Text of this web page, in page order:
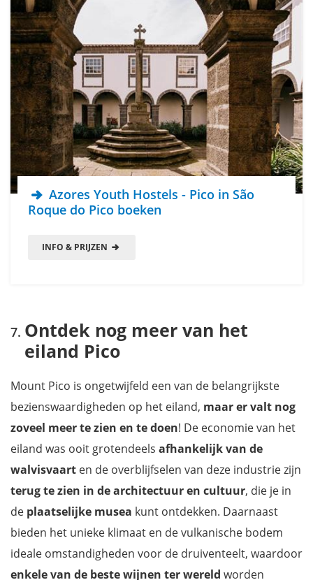
Azores Youth Hostels - Pico in São
Roque do Pico boeken
INFO & PRIJZEN
Ontdek nog meer van het
eiland Pico
Mount Pico is ongetwijfeld een van de belangrijkste
bezienswaardigheden op het eiland, maar er valt nog
zoveel meer te zien en te doen! De economie van het
eiland was ooit grotendeels afhankelijk van de
walvisvaart en de overblijfselen van deze industrie zijn
terug te zien in de architectuur en cultuur, die je in
de plaatselijke musea kunt ontdekken. Daarnaast
bieden het unieke klimaat en de vulkanische bodem
ideale omstandigheden voor de druiventeelt, waardoor
enkele van de beste wijnen ter wereld worden